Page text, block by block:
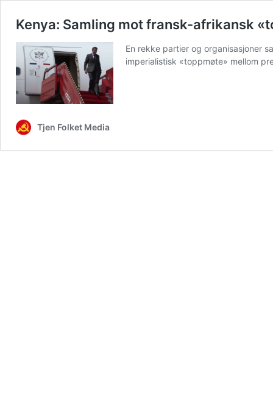
Kenya: Samling mot fransk-afrikansk
En rekke partier og organisasjoner
imperialistisk «toppmøte» mellom
Tjen Folket Media